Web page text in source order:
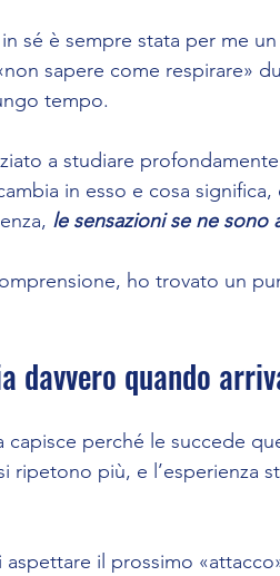
sé è sempre stata per me
sapere come respirare»
tempo.
a studiare
in esso e cosa
le sensazioni se ne sono
ho trovato un
davvero quando
capisce perché le succede
ripetono più, e l’esperienza
il prossimo